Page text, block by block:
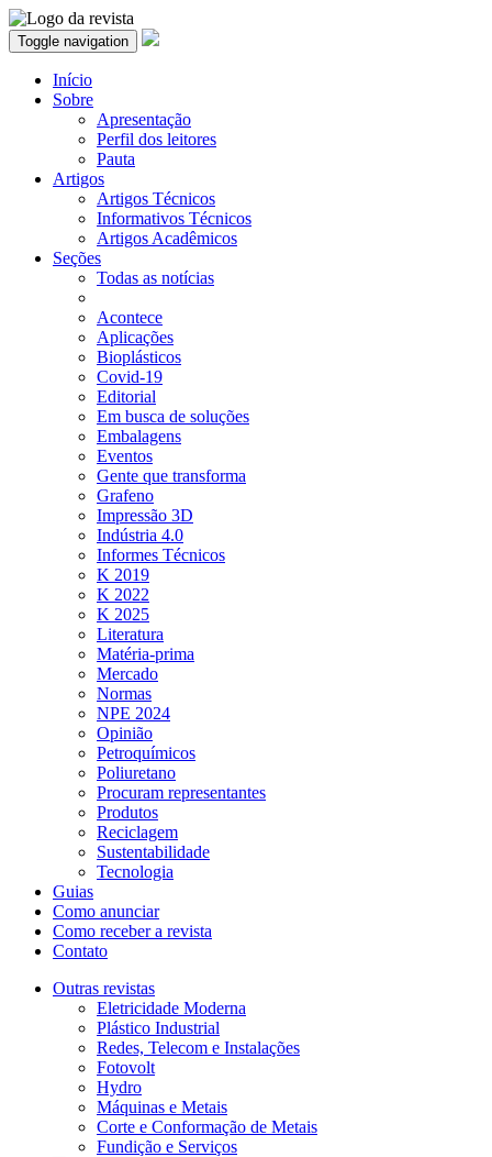
Toggle navigation
Início
Sobre
Apresentação
Perfil dos leitores
Pauta
Artigos
Artigos Técnicos
Informativos Técnicos
Artigos Acadêmicos
Seções
Todas as notícias
Acontece
Aplicações
Bioplásticos
Covid-19
Editorial
Em busca de soluções
Embalagens
Eventos
Gente que transforma
Grafeno
Impressão 3D
Indústria 4.0
Informes Técnicos
K 2019
K 2022
K 2025
Literatura
Matéria-prima
Mercado
Normas
NPE 2024
Opinião
Petroquímicos
Poliuretano
Procuram representantes
Produtos
Reciclagem
Sustentabilidade
Tecnologia
Guias
Como anunciar
Como receber a revista
Contato
Outras revistas
Eletricidade Moderna
Plástico Industrial
Redes, Telecom e Instalações
Fotovolt
Hydro
Máquinas e Metais
Corte e Conformação de Metais
Fundição e Serviços